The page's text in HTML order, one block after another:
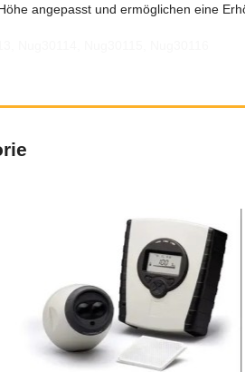
angepasst und ermöglichen eine